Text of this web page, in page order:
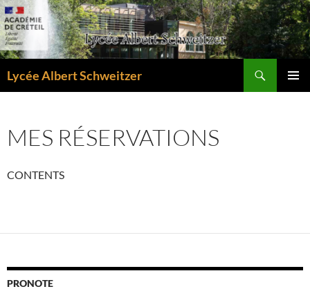
Aller
au
contenu
Lycée Albert Schweitzer
MES RÉSERVATIONS
CONTENTS
PRONOTE